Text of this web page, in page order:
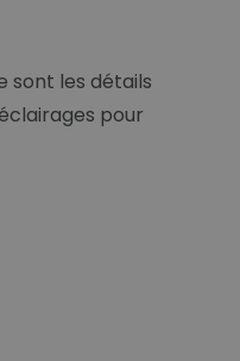
sont les détails
pour